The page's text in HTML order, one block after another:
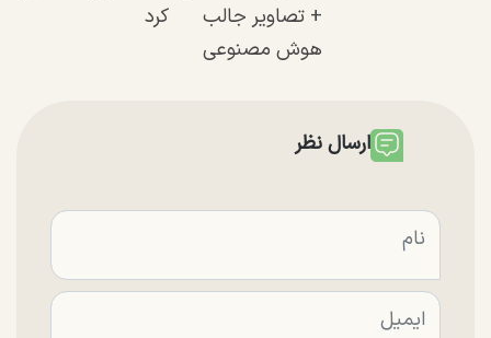
+ تصاویر جالب
هوش مصنوعی
کرد
ارسال نظر